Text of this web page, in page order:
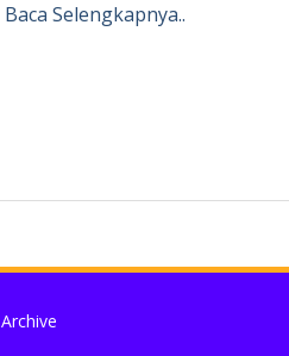
Baca Selengkapnya..
Archive